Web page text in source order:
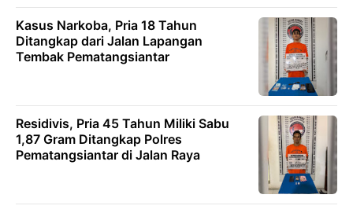
Kasus Narkoba, Pria 18 Tahun
Ditangkap dari Jalan Lapangan
Tembak Pematangsiantar
Residivis, Pria 45 Tahun Miliki Sabu
1,87 Gram Ditangkap Polres
Pematangsiantar di Jalan Raya